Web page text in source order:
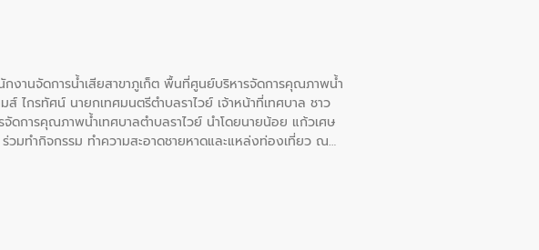
งานจัดการน้ำเสียสาขาภูเก็ต พื้นที่ศูนย์บริหารจัดการคุณภาพน้ำ
ส์ ไกรทัศน์ นายกเทศมนตรีตำบลราไวย์ เจ้าหน้าที่เทศบาล ชาว
จัดการคุณภาพน้ำเทศบาลตำบลราไวย์ นำโดยนายน้อย แก้วเศษ
วมทำกิจกรรม ทำความสะอาดชายหาดและแหล่งท่องเที่ยว ณ